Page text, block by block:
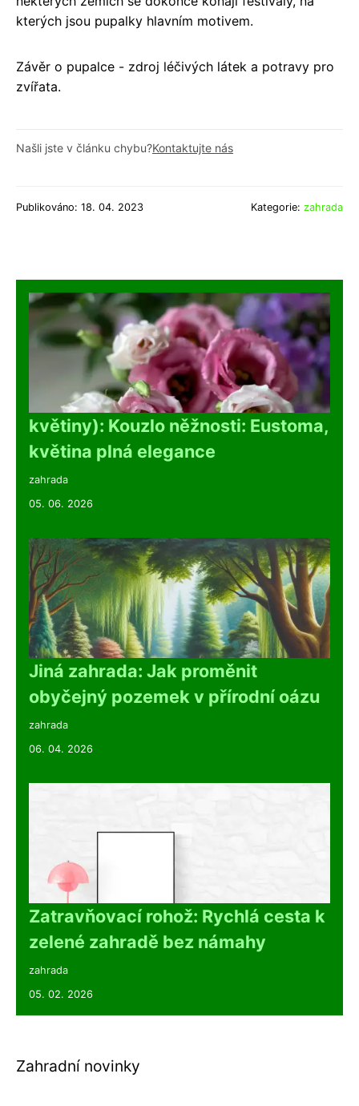
kterých jsou pupalky hlavním motivem.
Závěr o pupalce - zdroj léčivých látek a potravy pro
zvířata.
Našli jste v článku chybu?Kontaktujte nás
Publikováno: 18. 04. 2023 Kategorie: zahrada
květiny): Kouzlo něžnosti: Eustoma,
květina plná elegance
zahrada
05. 06. 2026
Jiná zahrada: Jak proměnit
obyčejný pozemek v přírodní oázu
zahrada
06. 04. 2026
Zatravňovací rohož: Rychlá cesta k
zelené zahradě bez námahy
zahrada
05. 02. 2026
Zahradní novinky